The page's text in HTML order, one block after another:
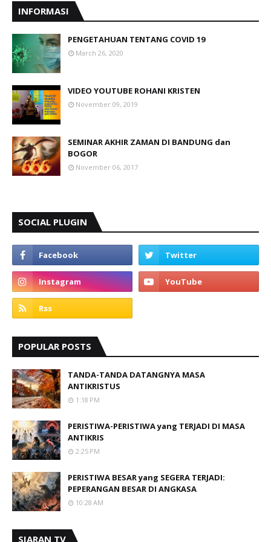
INFORMASI
PENGETAHUAN TENTANG COVID 19
March 26, 2020
VIDEO YOUTUBE ROHANI KRISTEN
November 09, 2019
SEMINAR AKHIR ZAMAN DI BANDUNG dan
BOGOR
November 06, 2017
SOCIAL PLUGIN
POPULAR POSTS
TANDA-TANDA DATANGNYA MASA
ANTIKRISTUS
1:18 PM
PERISTIWA-PERISTIWA yang TERJADI DI MASA
ANTIKRIS
2:25 PM
PERISTIWA BESAR yang SEGERA TERJADI:
PEPERANGAN BESAR DI ANGKASA
10:28 AM
SIARAN TV